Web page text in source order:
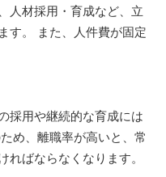
人材採用・育成など、立
す。 また、人件費が固定
採用や継続的な育成には
め、離職率が高いと、常
ばならなくなります。